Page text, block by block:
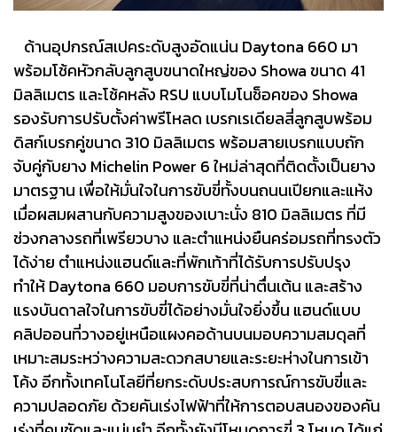
ด้านอุปกรณ์สเปคระดับสูงอัดแน่น Daytona 660 มา
พร้อมโช้คหัวกลับลูกสูบขนาดใหญ่ของ Showa ขนาด 41
มิลลิเมตร และโช้คหลัง RSU แบบโมโนช็อคของ Showa
รองรับการปรับตั้งค่าพรีโหลด เบรกเรเดียลสี่ลูกสูบพร้อม
ดิสก์เบรกคู่ขนาด 310 มิลลิเมตร พร้อมสายเบรกแบบถัก
จับคู่กับยาง Michelin Power 6 ใหม่ล่าสุดที่ติดตั้งเป็นยาง
มาตรฐาน เพื่อให้มั่นใจในการขับขี่ทั้งบนถนนเปียกและแห้ง
เมื่อผสมผสานกับความสูงของเบาะนั่ง 810 มิลลิเมตร ที่มี
ช่วงกลางรถที่เพรียวบาง และตำแหน่งยืนคร่อมรถที่ทรงตัว
ได้ง่าย ตำแหน่งแฮนด์และที่พักเท้าที่ได้รับการปรับปรุง
ทำให้ Daytona 660 มอบการขับขี่ที่น่าตื่นเต้น และสร้าง
แรงบันดาลใจในการขับขี่ได้อย่างมั่นใจยิ่งขึ้น แฮนด์แบบ
คลิปออนที่วางอยู่เหนือแผงคอด้านบนมอบความสมดุลที่
เหมาะสมระหว่างความสะดวกสบายและระยะห่างในการเข้า
โค้ง อีกทั้งเทคโนโลยีที่ยกระดับประสบการณ์การขับขี่และ
ความปลอดภัย ด้วยคันเร่งไฟฟ้าที่ให้การตอบสนองของคัน